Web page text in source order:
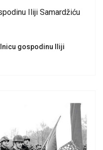
Iliji Samardžiću
gospodinu Iliji